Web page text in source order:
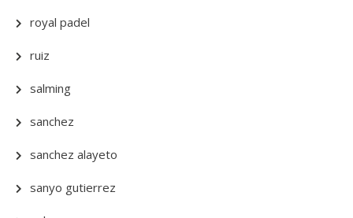
royal padel
ruiz
salming
sanchez
sanchez alayeto
sanyo gutierrez